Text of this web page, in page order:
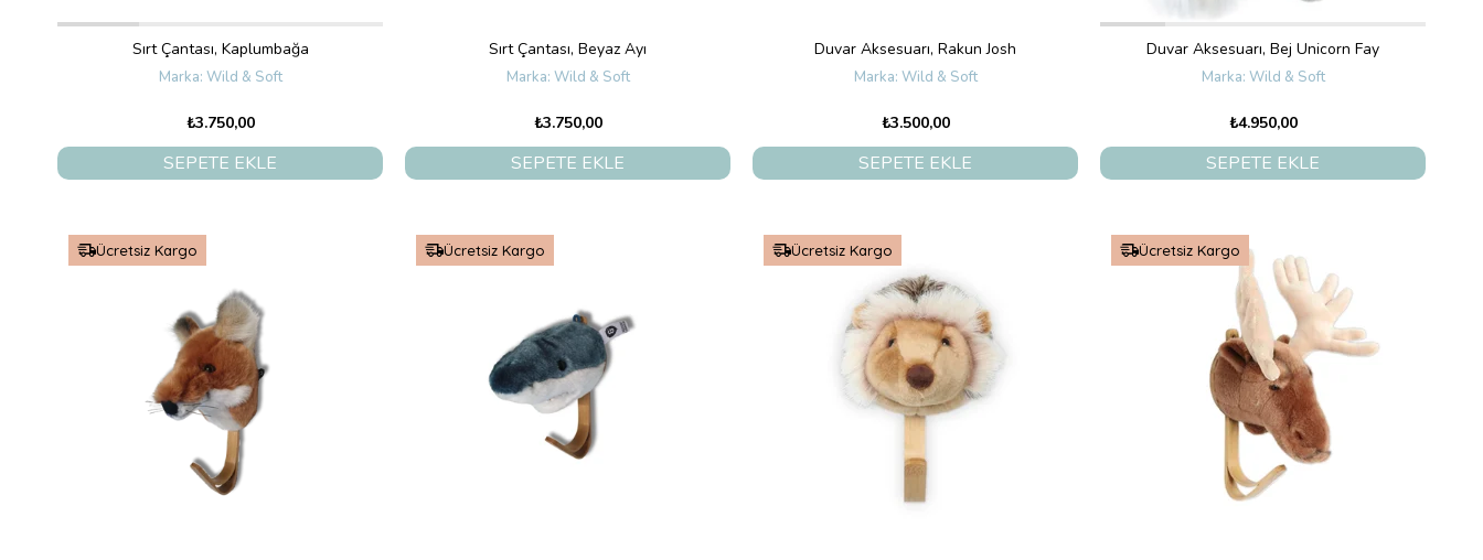
Sırt Çantası, Kaplumbağa
Wild & Soft
₺3.750,00
SEPETE EKLE
Sırt Çantası, Beyaz Ayı
Wild & Soft
₺3.750,00
SEPETE EKLE
Duvar Aksesuarı, Rakun Josh
Wild & Soft
₺3.500,00
SEPETE EKLE
Duvar Aksesuarı, Bej Unicorn Fay
Wild & Soft
₺4.950,00
SEPETE EKLE
Ücretsiz Kargo Ücretsiz Kargo Ücretsiz Kargo Ücretsiz Kargo